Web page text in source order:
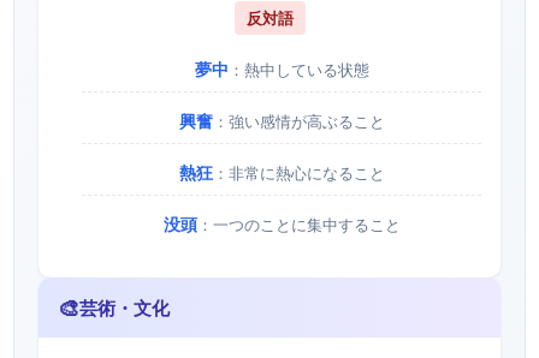
反対語
夢中 ：熱中している状態
興奮：強い感情が高ぶること
熱狂：非常に熱心になること
没頭：一つのことに集中すること
🎨芸術・文化